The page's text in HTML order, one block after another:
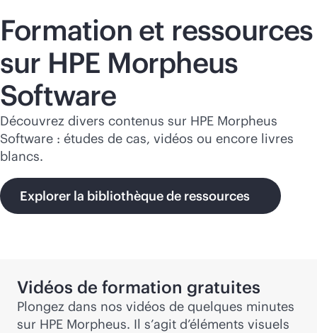
Formation et ressources
sur HPE Morpheus
Software
Découvrez divers contenus sur HPE Morpheus
Software : études de cas, vidéos ou encore livres
blancs.
Explorer la bibliothèque de ressources
Vidéos de formation gratuites
Plongez dans nos vidéos de quelques minutes
sur HPE Morpheus. Il s’agit d’éléments visuels